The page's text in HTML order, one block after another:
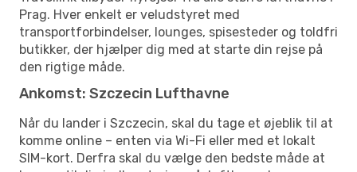
Prag. Hver enkelt er veludstyret med
transportforbindelser, lounges, spisesteder og toldfri
butikker, der hjælper dig med at starte din rejse på
den rigtige måde.
Ankomst: Szczecin Lufthavne
Når du lander i Szczecin, skal du tage et øjeblik til at
komme online – enten via Wi-Fi eller med et lokalt
SIM-kort. Derfra skal du vælge den bedste måde at